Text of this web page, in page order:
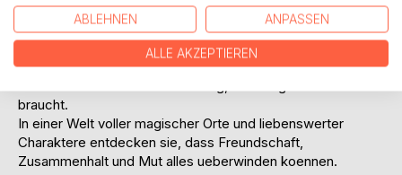
Schneckenhaus auf dem Ruecken, begibt sich mit seiner
Crew auf eine aufregende Reise, um das
Zuckerwattenland zu retten. Gemeinsam trotzen sie
gefaehrlichen Nebelwaeldern, mysterioesen Zauberpilzen
braucht.
In einer Welt voller magischer Orte und liebenswerter
Charaktere entdecken sie, dass Freundschaft,
Zusammenhalt und Mut alles ueberwinden koennen.
ABLEHNEN ANPASSEN
ALLE AKZEPTIEREN